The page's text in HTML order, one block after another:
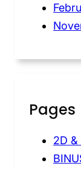
Pages
2D &